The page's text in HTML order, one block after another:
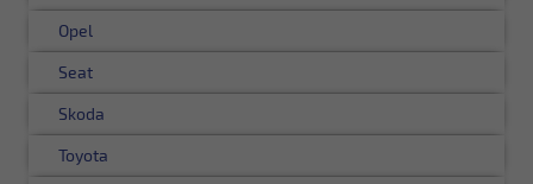
Opel
Seat
Skoda
Toyota